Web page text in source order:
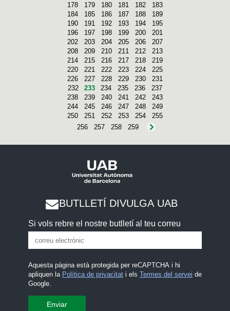
178
179 180 181 182
183
184
185 186 187 188
189
190
191 192 193 194
195
196
197 198 199 200
201
202
203 204 205 206
207
208
209 210 211 212
213
214
215 216 217 218
219
220
221 222 223 224
225
226
227 228 229 230
231
232
233 234 235 236
237
238
239 240 241 242
243
244
245 246 247 248
249
250
251 252 253 254
255
256
257 258 259
BUTLLETÍ DIVULGA UAB
Si vols rebre el nostre butlletí al teu correu
Aquesta pàgina està protegida per reCAPTCHA i hi
apliquen la Política de privacitati els Termes del servei de
Google.